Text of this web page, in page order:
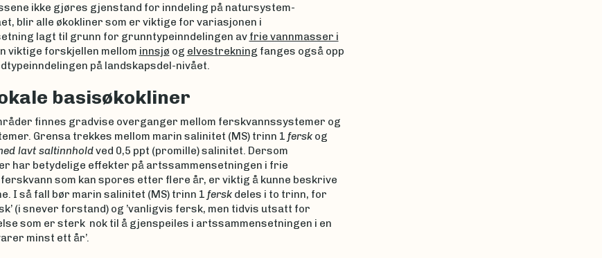
ikke gjøres gjenstand for inndeling på natursystem-
blir alle økokliner som er viktige for variasjonen i
lagt til grunn for grunntypeinndelingen av frie vannmasser i
viktige forskjellen mellom innsjø og elvestrekning fanges også opp
på landskapsdel-nivået.
basisøkokliner
finnes gradvise overganger mellom ferskvannssystemer og
Grensa trekkes mellom marin salinitet (MS) trinn 1 ferskog
lavt saltinnholdved 0,5 ppt (promille) salinitet. Dersom
har betydelige effekter på artssammensetningen i frie
som kan spores etter flere år, er viktig å kunne beskrive
I så fall bør marin salinitet (MS) trinn 1 ferskdeles i to trinn, for
(i snever forstand) og ’vanligvis fersk, men tidvis utsatt for
som er sterk nok til å gjenspeiles i artssammensetningen i en
minst ett år’.